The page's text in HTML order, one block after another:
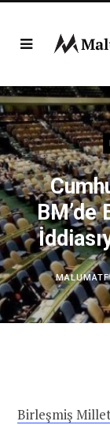
BM’de
Birleşmiş